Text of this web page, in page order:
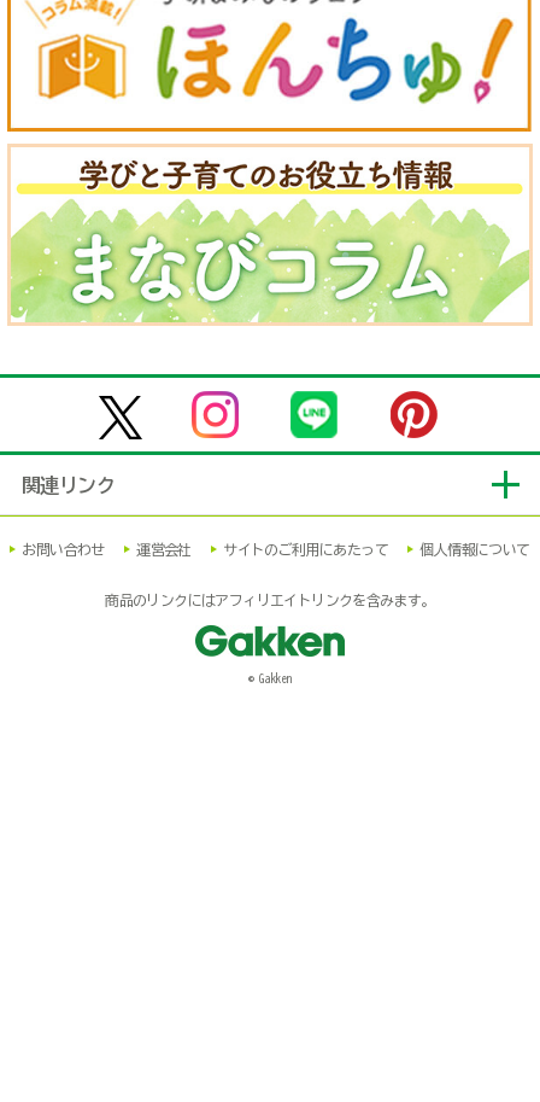
関連リンク
お問い合わせ 運営会社 サイトのご利用にあたって 個人情報について
商品のリンクにはアフィリエイトリンクを含みます。
© Gakken